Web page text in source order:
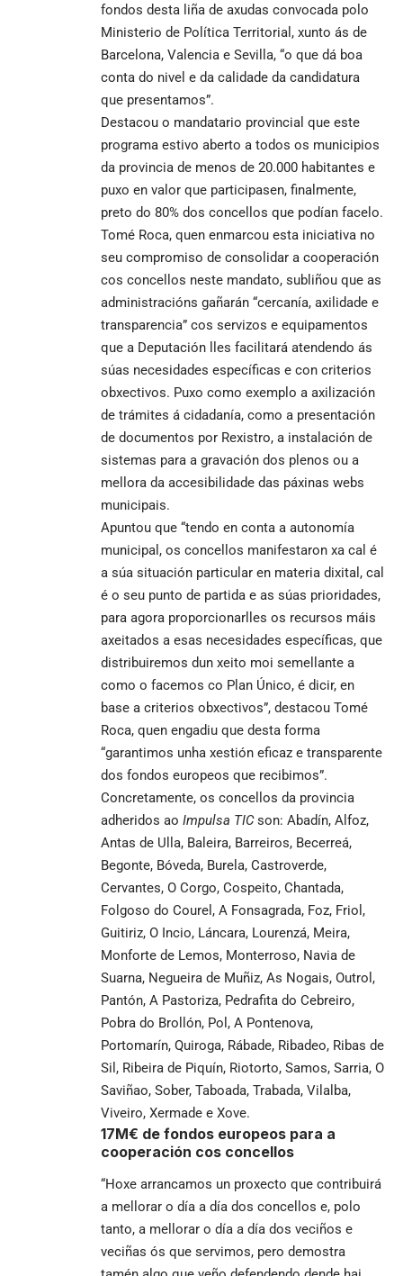
fondos desta liña de axudas convocada polo
Ministerio de Política Territorial, xunto ás de
Barcelona, Valencia e Sevilla, “o que dá boa
conta do nivel e da calidade da candidatura
que presentamos”.
Destacou o mandatario provincial que este
programa estivo aberto a todos os municipios
da provincia de menos de 20.000 habitantes e
puxo en valor que participasen, finalmente,
preto do 80% dos concellos que podían facelo.
Tomé Roca, quen enmarcou esta iniciativa no
seu compromiso de consolidar a cooperación
cos concellos neste mandato, subliñou que as
administracións gañarán “cercanía, axilidade e
transparencia” cos servizos e equipamentos
que a Deputación lles facilitará atendendo ás
súas necesidades específicas e con criterios
obxectivos. Puxo como exemplo a axilización
de trámites á cidadanía, como a presentación
de documentos por Rexistro, a instalación de
sistemas para a gravación dos plenos ou a
mellora da accesibilidade das páxinas webs
municipais.
Apuntou que “tendo en conta a autonomía
municipal, os concellos manifestaron xa cal é
a súa situación particular en materia dixital, cal
é o seu punto de partida e as súas prioridades,
para agora proporcionarlles os recursos máis
axeitados a esas necesidades específicas, que
distribuiremos dun xeito moi semellante a
como o facemos co Plan Único, é dicir, en
base a criterios obxectivos”, destacou Tomé
Roca, quen engadiu que desta forma
“garantimos unha xestión eficaz e transparente
dos fondos europeos que recibimos”.
Concretamente, os concellos da provincia
adheridos ao Impulsa TICson: Abadín, Alfoz,
Antas de Ulla, Baleira, Barreiros, Becerreá,
Begonte, Bóveda, Burela, Castroverde,
Cervantes, O Corgo, Cospeito, Chantada,
Folgoso do Courel, A Fonsagrada, Foz, Friol,
Guitiriz, O Incio, Láncara, Lourenzá, Meira,
Monforte de Lemos, Monterroso, Navia de
Suarna, Negueira de Muñiz, As Nogais, Outrol,
Pantón, A Pastoriza, Pedrafita do Cebreiro,
Pobra do Brollón, Pol, A Pontenova,
Portomarín, Quiroga, Rábade, Ribadeo, Ribas de
Sil, Ribeira de Piquín, Riotorto, Samos, Sarria, O
Saviñao, Sober, Taboada, Trabada, Vilalba,
Viveiro, Xermade e Xove.
17M€ de fondos europeos para a
cooperación cos concellos
“Hoxe arrancamos un proxecto que contribuirá
a mellorar o día a día dos concellos e, polo
tanto, a mellorar o día a día dos veciños e
veciñas ós que servimos, pero demostra